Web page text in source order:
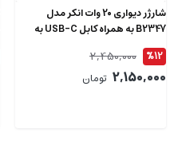
شارژر دیواری 20 وات انکر مدل
B2347 به همراه کابل USB-C به
طول 1.5 متر
%12
2,450,000
2,150,000 تومان